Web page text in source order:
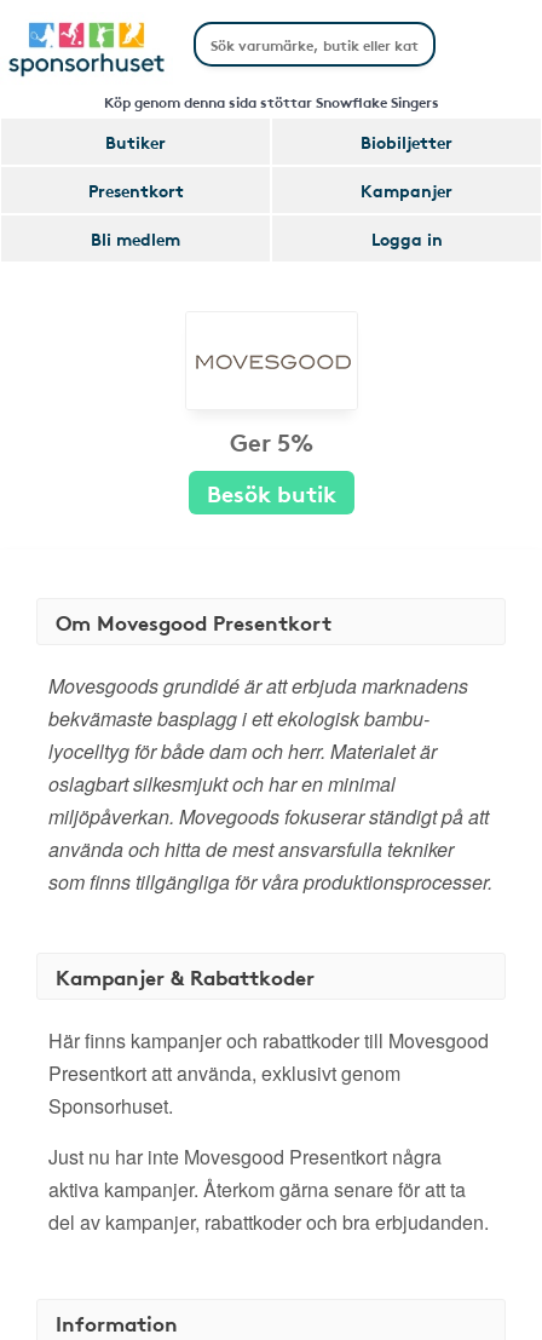
Köp genom denna sida stöttar Snowflake Singers
Butiker
Biobiljetter
Presentkort
Kampanjer
Bli medlem
Logga in
Ger 5%
Besök butik
Om Movesgood Presentkort
Movesgoods grundidé är att erbjuda marknadens
bekvämaste basplagg i ett ekologisk bambu-
lyocelltyg för både dam och herr. Materialet är
oslagbart silkesmjukt och har en minimal
miljöpåverkan. Movegoods fokuserar ständigt på att
använda och hitta de mest ansvarsfulla tekniker
som finns tillgängliga för våra produktionsprocesser.
Kampanjer & Rabattkoder
Här finns kampanjer och rabattkoder till Movesgood
Presentkort att använda, exklusivt genom
Sponsorhuset.
Just nu har inte Movesgood Presentkort några
aktiva kampanjer. Återkom gärna senare för att ta
del av kampanjer, rabattkoder och bra erbjudanden.
Information